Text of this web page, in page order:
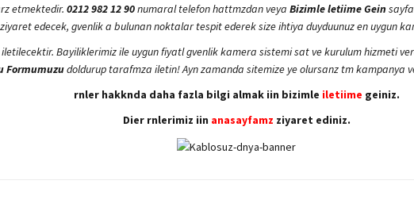
etmektedir. 0212 982 12 90numaral telefon hattmzdan veya Bizimle letiime Gein
edecek, gvenlik a bulunan noktalar tespit ederek size ihtiya duyduunuz en uygun
Bayiliklerimiz ile uygun fiyatl gvenlik kamera sistemi sat ve kurulum hizmeti
Formumuzudoldurup tarafmza iletin! Ayn zamanda sitemize ye olursanz tm kampanya
rnler hakknda daha fazla bilgi almak iin bizimle iletiime geiniz.
Dier rnlerimiz iin anasayfamz ziyaret ediniz.